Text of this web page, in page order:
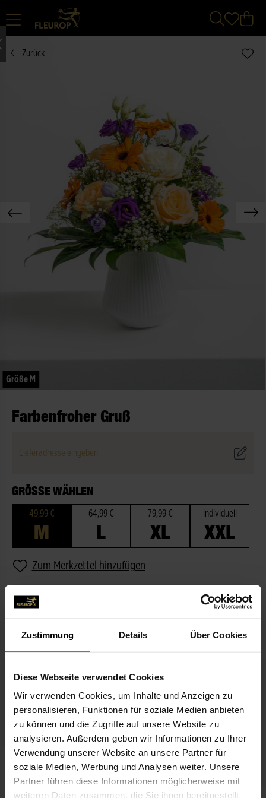
Zustimmung Details Über Cookies
Diese Webseite verwendet Cookies
Wir verwenden Cookies, um Inhalte und Anzeigen zu
personalisieren, Funktionen für soziale Medien anbieten
zu können und die Zugriffe auf unsere Website zu
analysieren. Außerdem geben wir Informationen zu Ihrer
Verwendung unserer Website an unsere Partner für
soziale Medien, Werbung und Analysen weiter. Unsere
Partner führen diese Informationen möglicherweise mit
weiteren Daten zusammen, die Sie ihnen bereitgestellt
Zurück
Größe M
Farbenfroher Gruß
Lieferadresse eingeben
GRÖSSE WÄHLEN
49,99 €
M
64,99 €
L
79,99 €
XL
individuell
XXL
Zum Merkzettel hinzufügen
BESCHREIBUNG
PASSEND ZUM BLUMENGRUSS
Ich denk an Dich
3,99 €